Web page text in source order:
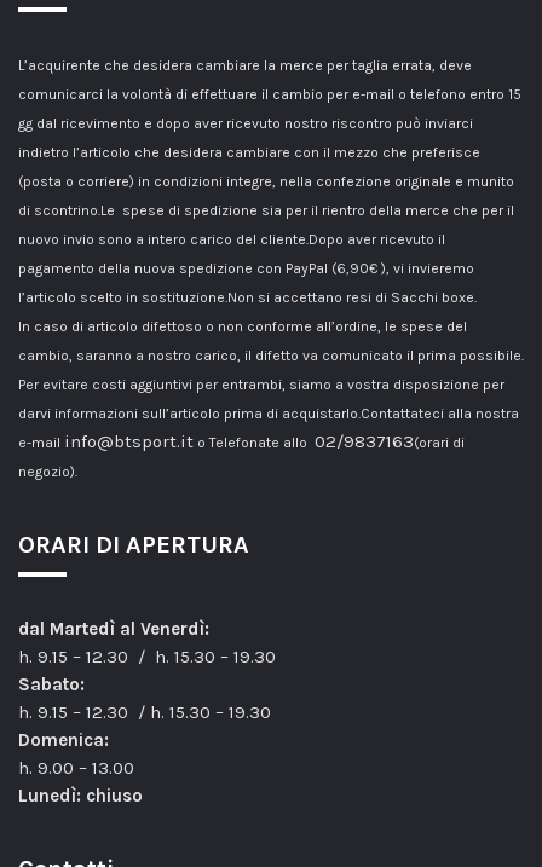
L’acquirente che desidera cambiare la merce per taglia errata, deve
comunicarci la volontà di effettuare il cambio per e-mail o telefono entro 15
gg dal ricevimento e dopo aver ricevuto nostro riscontro può inviarci
indietro l’articolo che desidera cambiare con il mezzo che preferisce
(posta o corriere) in condizioni integre, nella confezione originale e munito
di scontrino.Le spese di spedizione sia per il rientro della merce che per il
nuovo invio sono a intero carico del cliente.Dopo aver ricevuto il
pagamento della nuova spedizione con PayPal (6,90€ ), vi invieremo
l’articolo scelto in sostituzione.Non si accettano resi di Sacchi boxe.
In caso di articolo difettoso o non conforme all’ordine, le spese del
cambio, saranno a nostro carico, il difetto va comunicato il prima possibile.
Per evitare costi aggiuntivi per entrambi, siamo a vostra disposizione per
darvi informazioni sull’articolo prima di acquistarlo.Contattateci alla nostra
e-mail info@btsport.it o Telefonate allo 02/9837163(orari di
negozio).
ORARI DI APERTURA
dal Martedì al Venerdì:
h. 9.15 – 12.30 / h. 15.30 – 19.30
Sabato:
h. 9.15 – 12.30 / h. 15.30 – 19.30
Domenica:
h. 9.00 – 13.00
Lunedì: chiuso